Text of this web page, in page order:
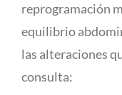
reprogramación
equilibrio
las alteraciones
consulta: